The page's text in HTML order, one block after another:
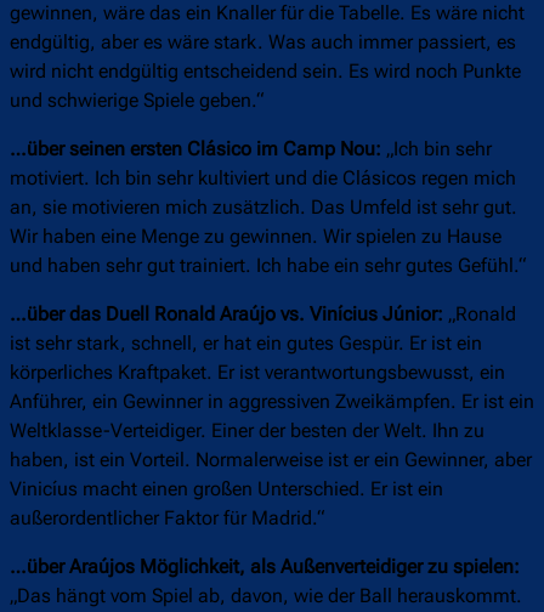
gewinnen, wäre das ein Knaller für die Tabelle. Es wäre nicht
endgültig, aber es wäre stark. Was auch immer passiert, es
wird nicht endgültig entscheidend sein. Es wird noch Punkte
und schwierige Spiele geben.“
…über seinen ersten Clásico im Camp Nou: „Ich bin sehr
motiviert. Ich bin sehr kultiviert und die Clásicos regen mich
an, sie motivieren mich zusätzlich. Das Umfeld ist sehr gut.
Wir haben eine Menge zu gewinnen. Wir spielen zu Hause
und haben sehr gut trainiert. Ich habe ein sehr gutes Gefühl.“
…über das Duell Ronald Araújo vs. Vinícius Júnior: „Ronald
ist sehr stark, schnell, er hat ein gutes Gespür. Er ist ein
körperliches Kraftpaket. Er ist verantwortungsbewusst, ein
Anführer, ein Gewinner in aggressiven Zweikämpfen. Er ist ein
Weltklasse-Verteidiger. Einer der besten der Welt. Ihn zu
haben, ist ein Vorteil. Normalerweise ist er ein Gewinner, aber
Vinicíus macht einen großen Unterschied. Er ist ein
außerordentlicher Faktor für Madrid.“
…über Araújos Möglichkeit, als Außenverteidiger zu spielen:
„Das hängt vom Spiel ab, davon, wie der Ball herauskommt.